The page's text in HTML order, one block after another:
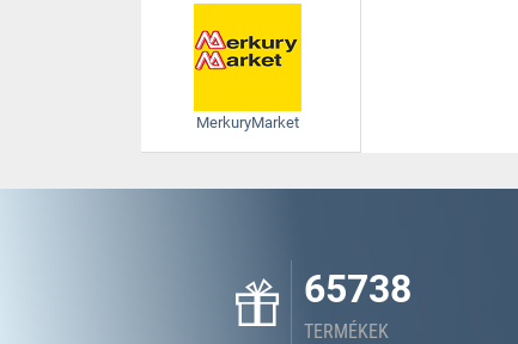
MerkuryMarket
65738
TERMÉKEK